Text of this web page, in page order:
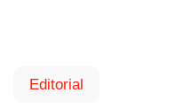
Editorial